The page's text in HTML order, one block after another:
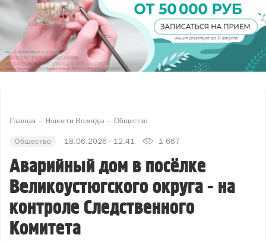
Главная Новости Вологды Общество
Общество 18.06.2026 - 12:41 1 667
Аварийный дом в посёлке
Великоустюгского округа - на
контроле Следственного
Комитета